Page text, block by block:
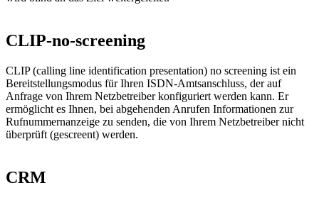
CLIP-no-screening
CLIP (calling line identification presentation) no screening ist ein
Bereitstellungsmodus für Ihren ISDN-Amtsanschluss, der auf
Anfrage von Ihrem Netzbetreiber konfiguriert werden kann. Er
ermöglicht es Ihnen, bei abgehenden Anrufen Informationen zur
Rufnummernanzeige zu senden, die von Ihrem Netzbetreiber nicht
überprüft (gescreent) werden.
CRM